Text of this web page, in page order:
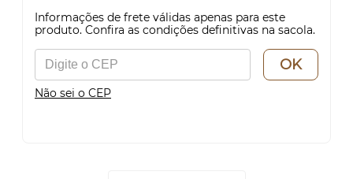
Informações de frete válidas apenas para este
produto. Confira as condições definitivas na sacola.
OK
Não sei o CEP